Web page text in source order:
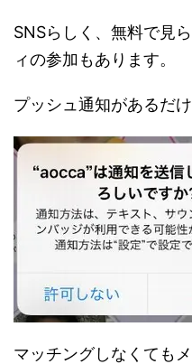
SNSらしく、無料で見
ィの参加もあります。
プッシュ通知があるだ
マッチングしなくても